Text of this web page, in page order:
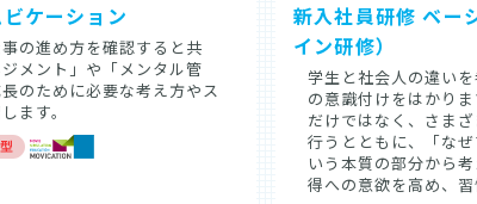
ケーション
の進め方を確認すると共
メント」や「メンタル管
のために必要な考え方やス
ます。
新入社員研修 ベー
イン研修）
学生と社会人の違い
の意識付けをはかり
だけではなく、さま
行うとともに、「な
いう本質の部分から
得への意欲を高め、習